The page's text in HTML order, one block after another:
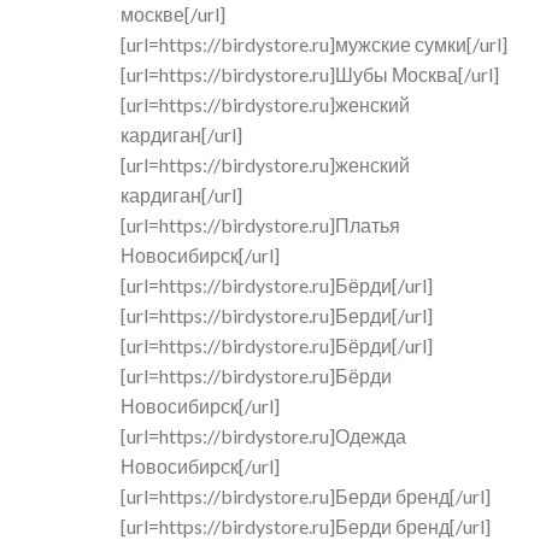
москве[/url]
[url=https://birdystore.ru]мужские сумки[/url]
[url=https://birdystore.ru]Шубы Москва[/url]
[url=https://birdystore.ru]женский
кардиган[/url]
[url=https://birdystore.ru]женский
кардиган[/url]
[url=https://birdystore.ru]Платья
Новосибирск[/url]
[url=https://birdystore.ru]Бёрди[/url]
[url=https://birdystore.ru]Берди[/url]
[url=https://birdystore.ru]Бёрди[/url]
[url=https://birdystore.ru]Бёрди
Новосибирск[/url]
[url=https://birdystore.ru]Одежда
Новосибирск[/url]
[url=https://birdystore.ru]Берди бренд[/url]
[url=https://birdystore.ru]Берди бренд[/url]